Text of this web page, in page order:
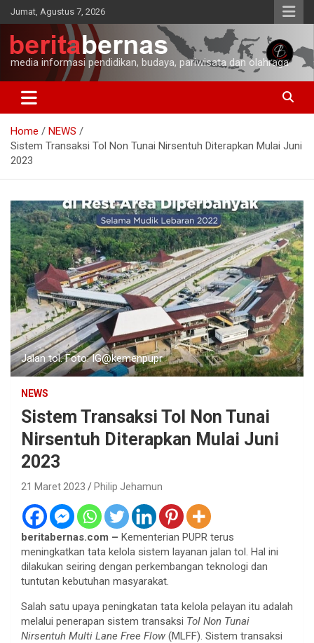
Skip
to
content
Jumat, Agustus 7, 2026
media informasi pendidikan, budaya, pariwisata dan olahraga
Home
NEWS
Sistem Transaksi Tol Non Tunai Nirsentuh Diterapkan Mulai Juni
2023
Jalan tol. Foto: IG@kemenpupr
NEWS
Sistem Transaksi Tol Non Tunai
Nirsentuh Diterapkan Mulai Juni
2023
21 Maret 2023 Philip Jehamun
beritabernas.com – Kementerian PUPR terus
meningkatkan tata kelola sistem layanan jalan tol. Hal ini
dilakukan seiring dengan perkembangan teknologi dan
tuntutan kebutuhan masyarakat.
Salah satu upaya peningkatan tata kelola pelayan itu adalah
melalui penerapan sistem transaksi Tol Non Tunai
Nirsentuh Multi Lane Free Flow (MLFF). Sistem transaksi